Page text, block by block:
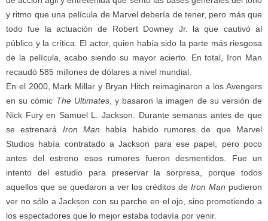
y ritmo que una película de Marvel debería de tener, pero más que
todo fue la actuación de Robert Downey Jr. la que cautivó al
público y la crítica. El actor, quien había sido la parte más riesgosa
de la película, acabo siendo su mayor acierto. En total, Iron Man
recaudó 585 millones de dólares a nivel mundial.
En el 2000, Mark Millar y Bryan Hitch reimaginaron a los Avengers
en su cómic The Ultimates, y basaron la imagen de su versión de
Nick Fury en Samuel L. Jackson. Durante semanas antes de que
se estrenará Iron Man había habido rumores de que Marvel
Studios había contratado a Jackson para ese papel, pero poco
antes del estreno esos rumores fueron desmentidos. Fue un
intento del estudio para preservar la sorpresa, porque todos
aquellos que se quedaron a ver los créditos deIron Man pudieron
ver no sólo a Jackson con su parche en el ojo, sino prometiendo a
los espectadores que lo mejor estaba todavía por venir.